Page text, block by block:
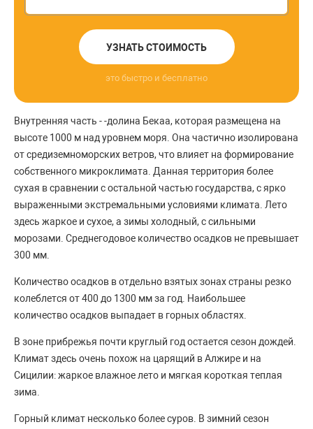
УЗНАТЬ СТОИМОСТЬ
это быстро и бесплатно
Внутренняя часть - -долина Бекаа, которая размещена на
высоте 1000 м над уровнем моря. Она частично изолирована
от средиземноморских ветров, что влияет на формирование
собственного микроклимата. Данная территория более
сухая в сравнении с остальной частью государства, с ярко
выраженными экстремальными условиями климата. Лето
здесь жаркое и сухое, а зимы холодный, с сильными
морозами. Среднегодовое количество осадков не превышает
300 мм.
Количество осадков в отдельно взятых зонах страны резко
колеблется от 400 до 1300 мм за год. Наибольшее
количество осадков выпадает в горных областях.
В зоне прибрежья почти круглый год остается сезон дождей.
Климат здесь очень похож на царящий в Алжире и на
Сицилии: жаркое влажное лето и мягкая короткая теплая
зима.
Горный климат несколько более суров. В зимний сезон